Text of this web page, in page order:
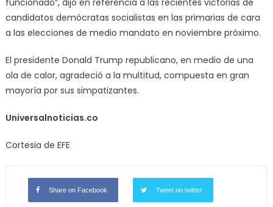
grandeza.
funcionado”, dijo en referencia a las recientes victorias de
candidatos demócratas socialistas en las primarias de cara
a las elecciones de medio mandato en noviembre próximo.
El presidente Donald Trump republicano, en medio de una
ola de calor, agradeció a la multitud, compuesta en gran
mayoría por sus simpatizantes.
Universalnoticias.co
Cortesia de EFE
Share on Facebook Tweet on twitter